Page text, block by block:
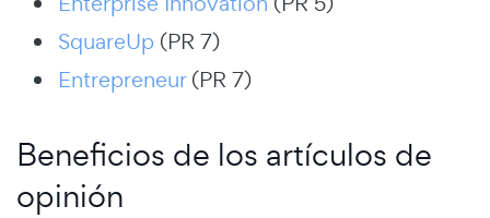
SquareUp (PR 7)
Entrepreneur(PR 7)
Beneficios de los artículos de
opinión